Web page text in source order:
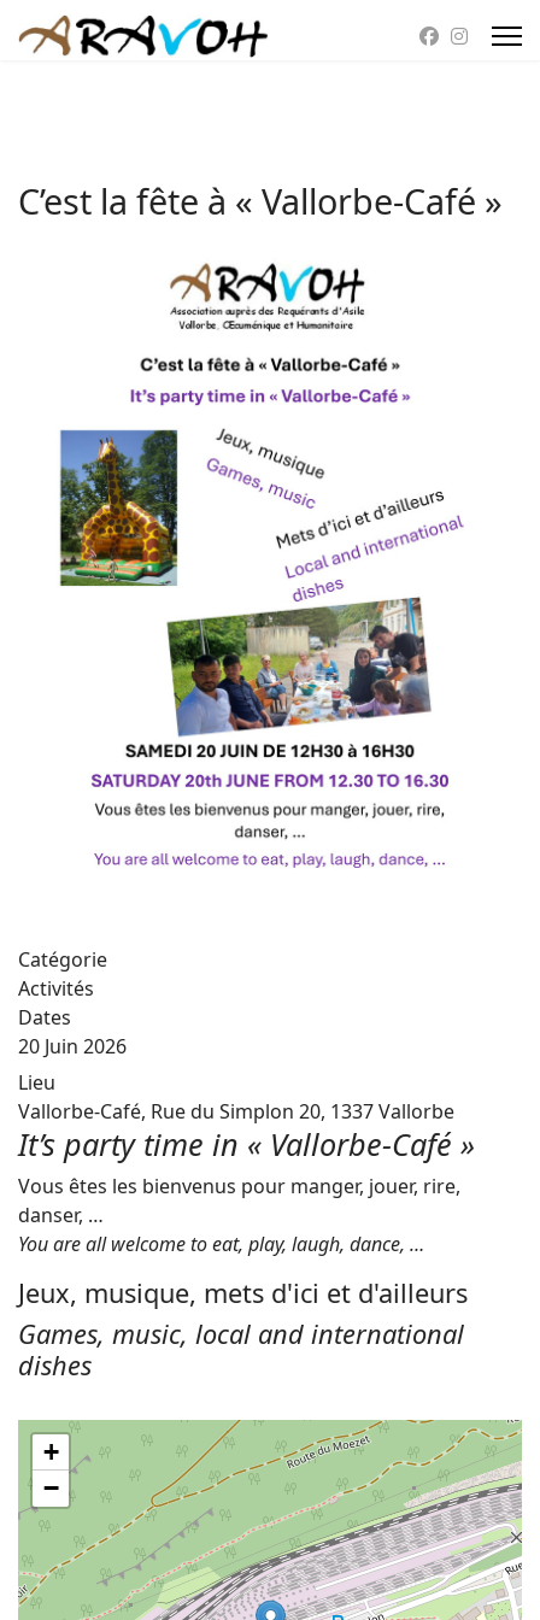
C’est la fête à « Vallorbe-Café »
Catégorie
Activités
Dates
20 Juin 2026
Lieu
Vallorbe-Café, Rue du Simplon 20, 1337 Vallorbe
It’s party time in « Vallorbe-Café »
Vous êtes les bienvenus pour manger, jouer, rire,
danser, …
You are all welcome to eat, play, laugh, dance, …
Jeux, musique, mets d'ici et d'ailleurs
Games, music, local and international
dishes
+
−